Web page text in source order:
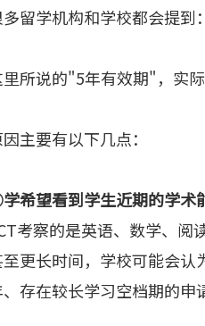
留学机构和学校都会提到
所说的"5年有效期"，实
主要有以下几点：
希望看到学生近期的学术
考察的是英语、数学、阅
至更长时间，学校可能会
存在较长学习空档期的申